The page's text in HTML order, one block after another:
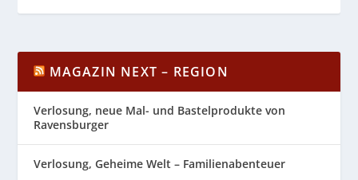
MAGAZIN NEXT – REGION
Verlosung, neue Mal- und Bastelprodukte von
Ravensburger
Verlosung, Geheime Welt – Familienabenteuer